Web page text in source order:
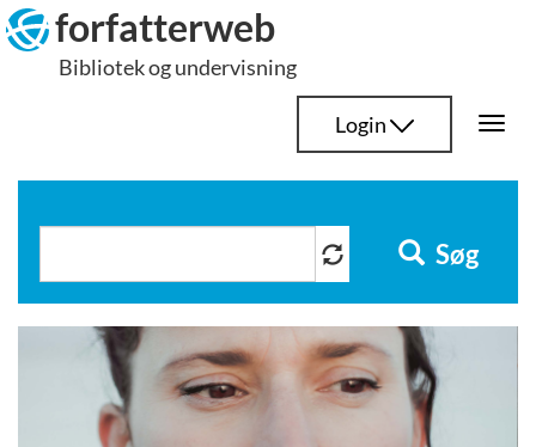
Hop
til
indhold
forfatterweb
Bibliotek og undervisning
Login
Søg